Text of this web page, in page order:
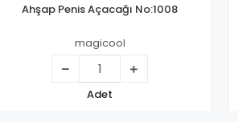
Ahşap Penis Açacağı No:1008
magicool
Adet